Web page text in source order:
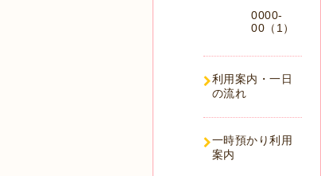
0000-
00（1）
利用案内・一日
の流れ
一時預かり利用
案内